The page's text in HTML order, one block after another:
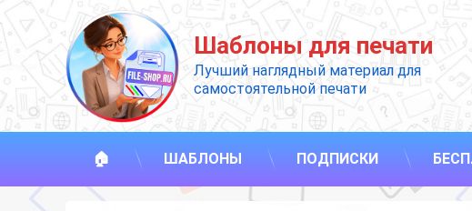
Перейти
к
содержимому
Шаблоны для печати
Лучший наглядный материал для
самостоятельной печати
🏠 ШАБЛОНЫ ПОДПИСКИ